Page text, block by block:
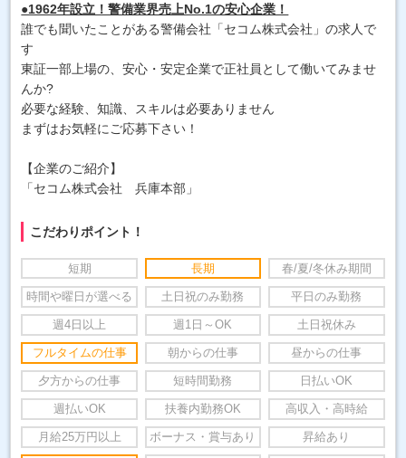
●1962年設立！警備業界売上No.1の安心企業！
誰でも聞いたことがある警備会社「セコム株式会社」の求人で
す
東証一部上場の、安心・安定企業で正社員として働いてみませ
んか?
必要な経験、知識、スキルは必要ありません
まずはお気軽にご応募下さい！
【企業のご紹介】
「セコム株式会社 兵庫本部」
こだわりポイント！
短期 長期 春/夏/冬休み期間
時間や曜日が選べる 土日祝のみ勤務 平日のみ勤務
週4日以上 週1日～OK 土日祝休み
フルタイムの仕事 朝からの仕事 昼からの仕事
夕方からの仕事 短時間勤務 日払いOK
週払いOK 扶養内勤務OK 高収入・高時給
月給25万円以上 ボーナス・賞与あり 昇給あり